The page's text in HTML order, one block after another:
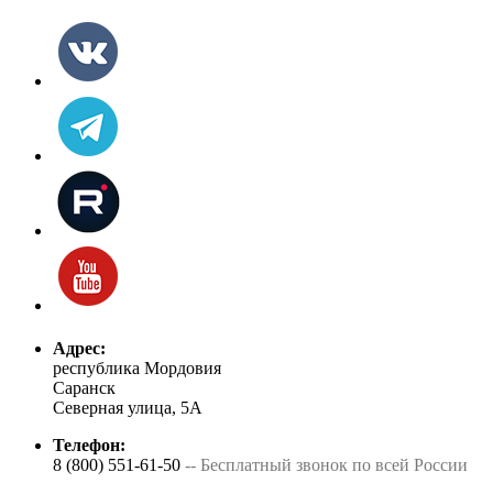
Адрес:
республика Мордовия
Саранск
Северная улица, 5А
Телефон:
8 (800) 551-61-50 -- Бесплатный звонок по всей России